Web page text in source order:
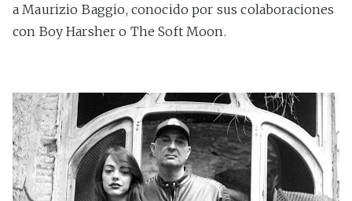
a Maurizio Baggio, conocido por sus colaboraciones
con Boy Harsher o The Soft Moon.